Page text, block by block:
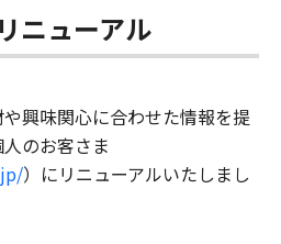
ニューアル
興味関心に合わせた情報を提
のお客さま
）にリニューアルいたしまし